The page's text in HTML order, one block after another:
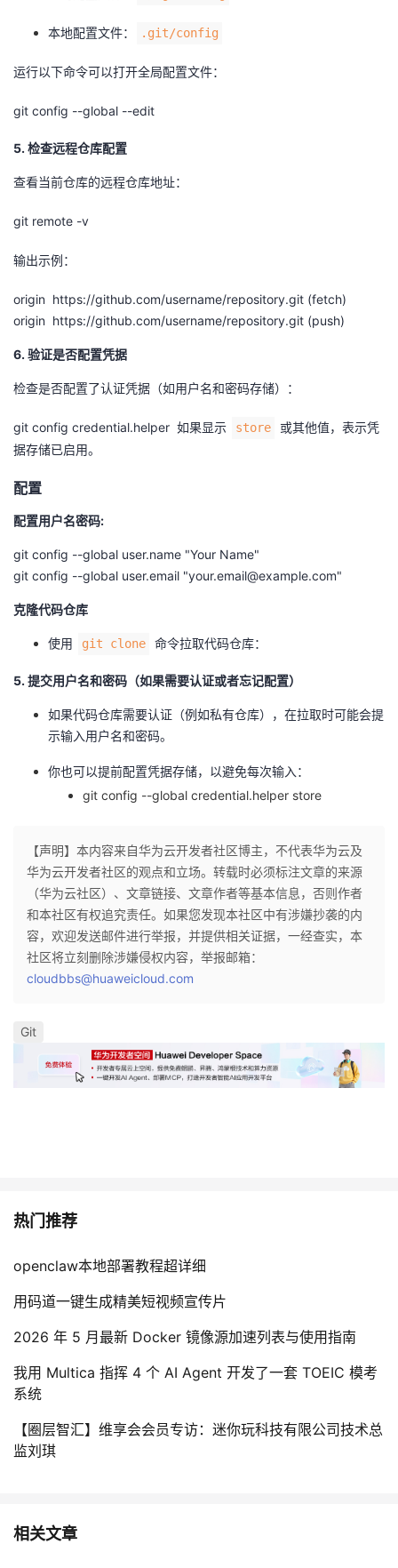
发
者
的
课
我
的
证
我
实
验
的
收
Programs
的
支
技
术
持
的
云
建
议
本地配置文件： .git/config
运行以下命令可以打开全局配置文件：
git config --global --edit
5. 检查远程仓库配置
查看当前仓库的远程仓库地址：
git remote -v
输出示例：
origin https://github.com/username/repository.git (fetch)
origin https://github.com/username/repository.git (push)
6. 验证是否配置凭据
检查是否配置了认证凭据（如用户名和密码存储）：
git config credential.helper 如果显示 store
或其他值，表示凭
据存储已启用。
配置
配置用户名密码:
git config --global user.name "Your Name"
git config --global user.email "your.email@example.com"
克隆代码仓库
使用 git clone 命令拉取代码仓库：
5. 提交用户名和密码（如果需要认证或者忘记配置）
如果代码仓库需要认证（例如私有仓库），在拉取时可能会提
示输入用户名和密码。
你也可以提前配置凭据存储，以避免每次输入：
git config --global credential.helper store
【声明】本内容来自华为云开发者社区博主，不代表华为云及
华为云开发者社区的观点和立场。转载时必须标注文章的来源
（华为云社区）、文章链接、文章作者等基本信息，否则作者
和本社区有权追究责任。如果您发现本社区中有涉嫌抄袭的内
容，欢迎发送邮件进行举报，并提供相关证据，一经查实，本
社区将立刻删除涉嫌侵权内容，举报邮箱：
cloudbbs@huaweicloud.com
Git
热门推荐
openclaw本地部署教程超详细
用码道一键生成精美短视频宣传片
2026 年 5 月最新 Docker 镜像源加速列表与使用指南
我用 Multica 指挥 4 个 AI Agent 开发了一套 TOEIC 模考
系统
【圈层智汇】维享会会员专访：迷你玩科技有限公司技术总
监刘琪
相关文章